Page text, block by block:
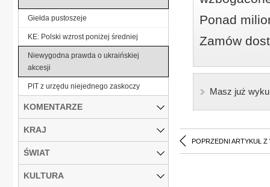
Ponad
Zamów
Masz już
POPRZEDNI ARTYKUŁ Z
Giełda pustoszeje
KE: Polski wzrost poniżej średniej
Niewygodna prawda o ukraińskiej
akcesji
PIT z urzędu niejednego zaskoczy
KOMENTARZE
KRAJ
ŚWIAT
KULTURA